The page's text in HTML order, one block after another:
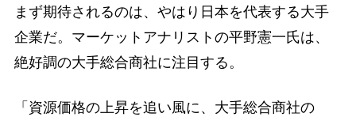
まず期待されるのは、やはり日本を代表する大手
企業だ。マーケットアナリストの平野憲一氏は、
絶好調の大手総合商社に注目する。
「資源価格の上昇を追い風に、大手総合商社の